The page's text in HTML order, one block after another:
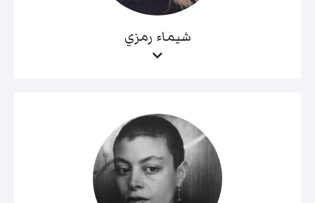
شيماء رمزي